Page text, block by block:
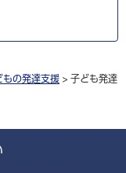
もの発達支援 > 子ども発達